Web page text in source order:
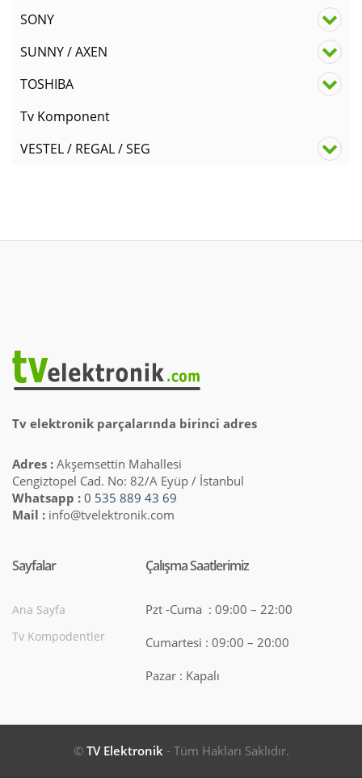
SONY
SUNNY / AXEN
TOSHIBA
Tv Komponent
VESTEL / REGAL / SEG
Tv elektronik parçalarında birinci adres
Adres : Akşemsettin Mahallesi
Cengiztopel Cad. No: 82/A Eyüp / İstanbul
Whatsapp : 0 535 889 43 69
Mail : info@tvelektronik.com
Sayfalar
Ana Sayfa
Tv Kompodentler
Çalışma Saatlerimiz
Pzt -Cuma : 09:00 – 22:00
Cumartesi : 09:00 – 20:00
Pazar : Kapalı
© TV Elektronik- Tüm Hakları Saklıdır.